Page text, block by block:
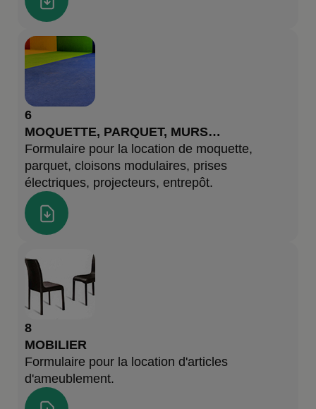
6
MOQUETTE, PARQUET, MURS…
Formulaire pour la location de moquette,
parquet, cloisons modulaires, prises
électriques, projecteurs, entrepôt.
8
MOBILIER
Formulaire pour la location d'articles
d'ameublement.